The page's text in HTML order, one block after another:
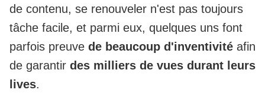
de contenu, se renouveler n'est pas toujours
tâche facile, et parmi eux, quelques uns font
parfois preuve de beaucoup d'inventivité afin
de garantir des milliers de vues durant leurs
lives.